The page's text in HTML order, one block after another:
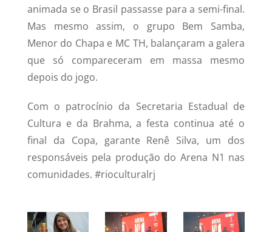
animada se o Brasil passasse para a semi-final.
Mas mesmo assim, o grupo Bem Samba,
Menor do Chapa e MC TH, balançaram a galera
que só compareceram em massa mesmo
depois do jogo.
Com o patrocínio da Secretaria Estadual de
Cultura e da Brahma, a festa continua até o
final da Copa, garante Renê Silva, um dos
responsáveis pela produção do Arena N1 nas
comunidades. #rioculturalrj